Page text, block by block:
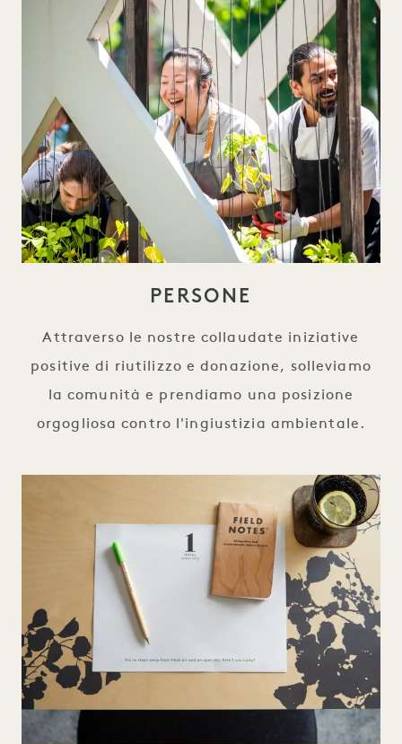
PERSONE
Attraverso le nostre collaudate iniziative
positive di riutilizzo e donazione, solleviamo
la comunità e prendiamo una posizione
orgogliosa contro l'ingiustizia ambientale.